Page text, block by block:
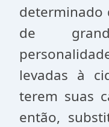
determinado
de
levadas à
terem suas
então,